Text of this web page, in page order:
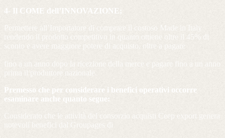
4- Il COME dell’INNOVAZIONE;
Permettere all’Importatore di comprare il costoso Made in Italy
rendendo il prodotto competitivo in quanto ottiene oltre il 45% di
sconto e avere maggiore potere di acquisto, oltre a pagare
fino a un anno dopo la ricezione della merce e pagare fino a un anno
prima il produttore nazionale.
Premesso che per considerare i benefici operativi occorre
esaminare anche quanto segue:
Considerato che le attività del consorzio acquisti Ceep export genera
notevoli benefici dal Groupages di